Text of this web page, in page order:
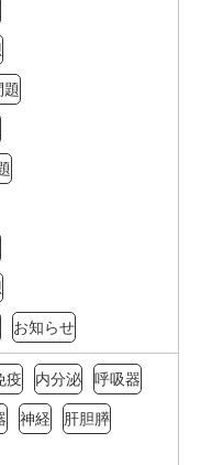
お知らせ
疫 内分泌 呼吸器
神経 肝胆膵